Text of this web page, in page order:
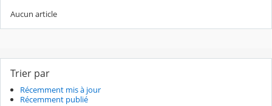
Aucun article
Trier par
Récemment mis à jour
Récemment publié